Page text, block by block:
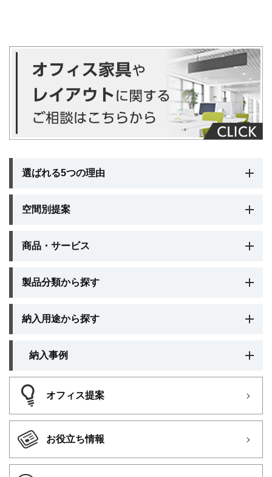
選ばれる5つの理由
空間別提案
商品・サービス
製品分類から探す
納入用途から探す
納入事例
オフィス提案
お役立ち情報